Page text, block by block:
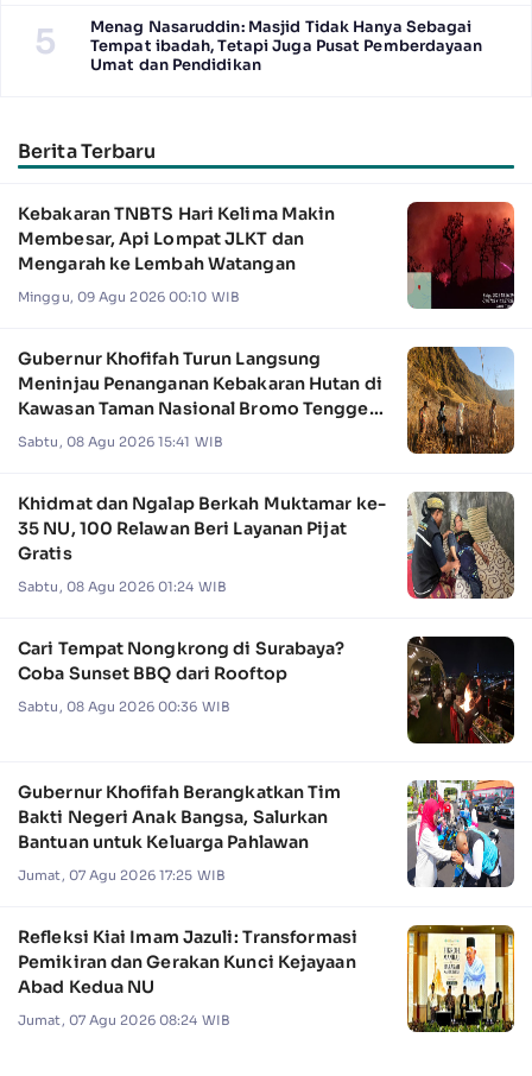
5
Menag Nasaruddin: Masjid Tidak Hanya Sebagai
Tempat ibadah, Tetapi Juga Pusat Pemberdayaan
Umat dan Pendidikan
Berita Terbaru
Kebakaran TNBTS Hari Kelima Makin
Membesar, Api Lompat JLKT dan
Mengarah ke Lembah Watangan
Minggu, 09 Agu 2026 00:10 WIB
Gubernur Khofifah Turun Langsung
Meninjau Penanganan Kebakaran Hutan di
Kawasan Taman Nasional Bromo Tengger
Semeru
Sabtu, 08 Agu 2026 15:41 WIB
Khidmat dan Ngalap Berkah Muktamar ke-
35 NU, 100 Relawan Beri Layanan Pijat
Gratis
Sabtu, 08 Agu 2026 01:24 WIB
Cari Tempat Nongkrong di Surabaya?
Coba Sunset BBQ dari Rooftop
Sabtu, 08 Agu 2026 00:36 WIB
Gubernur Khofifah Berangkatkan Tim
Bakti Negeri Anak Bangsa, Salurkan
Bantuan untuk Keluarga Pahlawan
Jumat, 07 Agu 2026 17:25 WIB
Refleksi Kiai Imam Jazuli: Transformasi
Pemikiran dan Gerakan Kunci Kejayaan
Abad Kedua NU
Jumat, 07 Agu 2026 08:24 WIB